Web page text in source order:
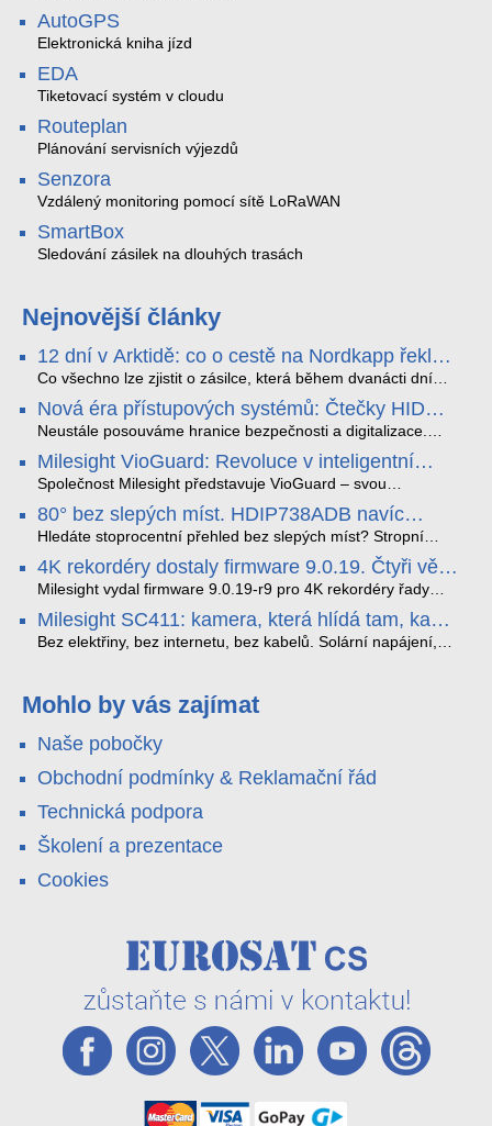
AutoGPS
Elektronická kniha jízd
EDA
Tiketovací systém v cloudu
Routeplan
Plánování servisních výjezdů
Senzora
Vzdálený monitoring pomocí sítě LoRaWAN
SmartBox
Sledování zásilek na dlouhých trasách
Nejnovější články
12 dní v Arktidě: co o cestě na Nordkapp řekla
data ze SMARTBOX 2 MAX
Co všechno lze zjistit o zásilce, která během dvanácti dní
projede Arktidou? SMARTBOX 2 MAX jsme vzali na trasu z
Tromsø přes Lofoty, Kirunu a finské Laponsko až na
Nordkapp. Bez jediného dobití, v mrazu až −13 °C a mimo
otřesy i náklon. Výsledkem není jen čára na mapě, ale
podrobný datový příběh celé cesty.
Nová éra přístupových systémů: Čtečky HID
Signo
Neustále posouváme hranice bezpečnosti a digitalizace.
v oblasti kontroly přístupu – moderní a vysoce univerzální
čtečky HID Signo.
Milesight VioGuard: Revoluce v inteligentní
detekci dopravních přestupků
Společnost Milesight představuje VioGuard – svou
dopravních přestupků. Tento systém, poháněný
sofistikovanými algoritmy umělé inteligence (AI), je navržen
tak, aby poskytoval komplexní nástroje pro vymáhání
dopravních předpisů, zvyšoval bezpečnost na silnicích a
optimalizoval plynulost dopravy v moderních městech.
80° bez slepých míst. HDIP738ADB navíc
streamuje na YouTube – bez PC.
Hledáte stoprocentní přehled bez slepých míst? Stropní
panoramatická kamera HDIP738ADB skládá obraz ze dvou
4MP senzorů SONY do jednoho čistého 180° záběru bez
zkreslení. K tomu přidává AI detekci osob a vozidel,
YouTube – bez běžícího počítače.
4K rekordéry dostaly firmware 9.0.19. Čtyři věci,
které musíte vědět.
Milesight vydal firmware 9.0.19-r9 pro 4K rekordéry řady
které vám zjednoduší práci – a jedna z nich vám ušetří
spoustu zbytečných výjezdů k zákazníkům.
Milesight SC411: kamera, která hlídá tam, kam
kabel nedosáhne
Bez elektřiny, bez internetu, bez kabelů. Solární napájení,
váš telefon. Podívejte se na video.
Mohlo by vás zajímat
Naše pobočky
Obchodní podmínky & Reklamační řád
Technická podpora
Školení a prezentace
Cookies